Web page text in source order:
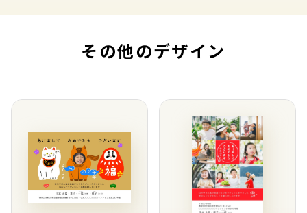
その他のデザイン